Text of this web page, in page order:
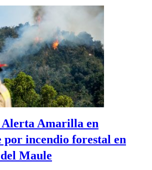
Alerta Amarilla en
por incendio forestal en
Maule